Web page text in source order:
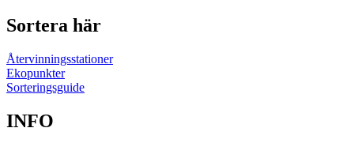
Sortera här
Återvinningsstationer
Ekopunkter
Sorteringsguide
INFO